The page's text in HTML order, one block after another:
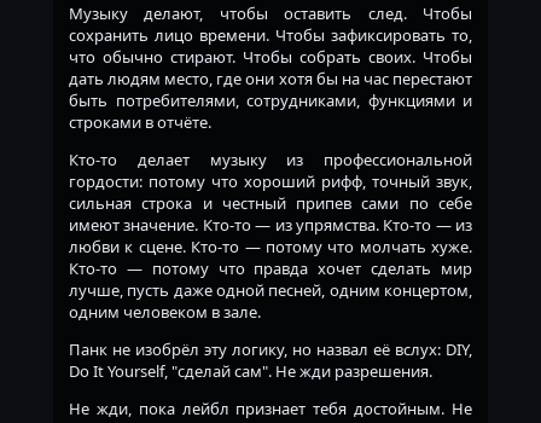
Музыку делают, чтобы оставить след. Чтобы
сохранить лицо времени. Чтобы зафиксировать то,
что обычно стирают. Чтобы собрать своих. Чтобы
дать людям место, где они хотя бы на час перестают
быть потребителями, сотрудниками, функциями и
строками в отчёте.
Кто-то делает музыку из профессиональной
гордости: потому что хороший рифф, точный звук,
сильная строка и честный припев сами по себе
имеют значение. Кто-то — из упрямства. Кто-то — из
любви к сцене. Кто-то — потому что молчать хуже.
Кто-то — потому что правда хочет сделать мир
лучше, пусть даже одной песней, одним концертом,
одним человеком в зале.
Панк не изобрёл эту логику, но назвал её вслух: DIY,
Do It Yourself, "сделай сам". Не жди разрешения.
Не жди, пока лейбл признает тебя достойным. Не